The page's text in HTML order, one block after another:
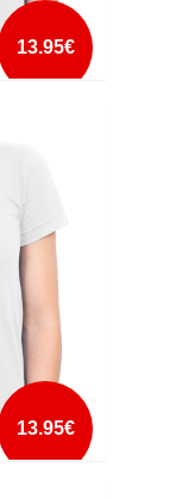
13.95€
13.95€